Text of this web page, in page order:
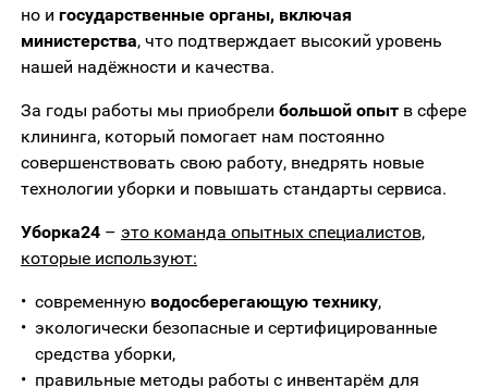
но и государственные органы, включая
министерства, что подтверждает высокий уровень
нашей надёжности и качества.
За годы работы мы приобрели большой опытв сфере
клининга, который помогает нам постоянно
совершенствовать свою работу, внедрять новые
технологии уборки и повышать стандарты сервиса.
Уборка24– это команда опытных специалистов,
которые используют:
современную водосберегающую технику,
экологически безопасные и сертифицированные
средства уборки,
правильные методы работы с инвентарём для